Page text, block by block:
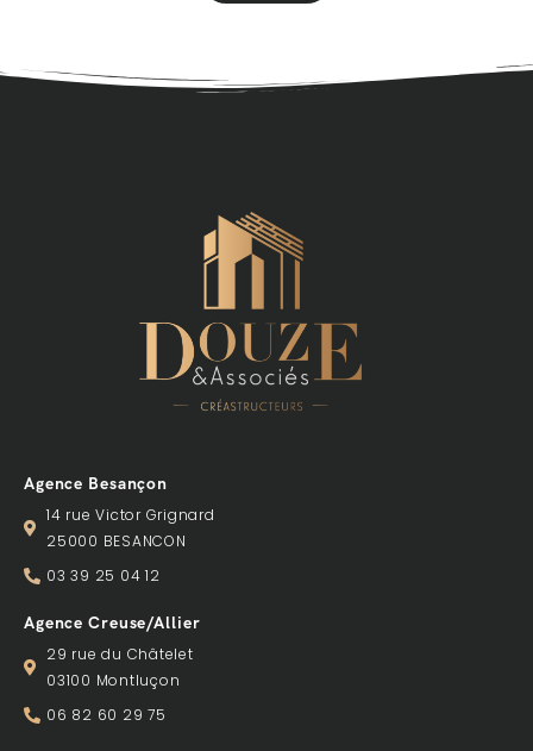
Agence Besançon
14 rue Victor Grignard
25000 BESANCON
03 39 25 04 12
Agence Creuse/Allier
29 rue du Châtelet
03100 Montluçon
06 82 60 29 75